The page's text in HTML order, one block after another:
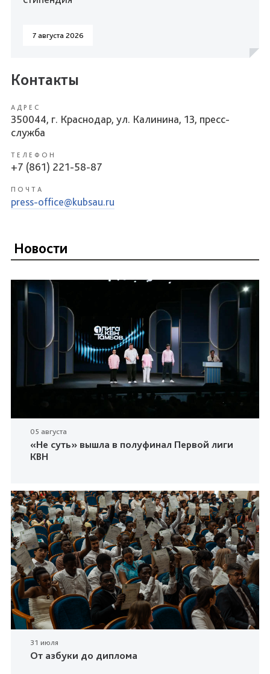
7 августа 2026
Контакты
АДРЕС
350044, г. Краснодар, ул. Калинина, 13, пресс-
служба
ТЕЛЕФОН
+7 (861) 221-58-87
ПОЧТА
press-office@kubsau.ru
Новости
05 августа
«Не суть» вышла в полуфинал Первой лиги
КВН
31 июля
От азбуки до диплома